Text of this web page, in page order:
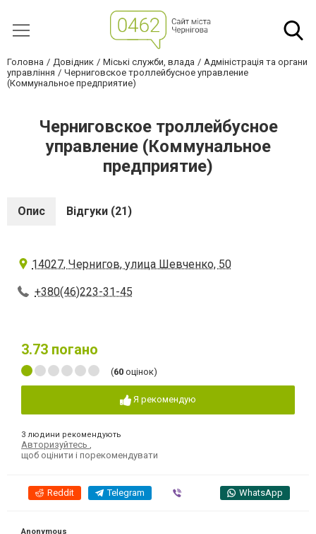
Головна Довідник Міські служби, влада
Адміністрація та органи
управління
Черниговское троллейбусное управление
(Коммунальное предприятие)
Черниговское троллейбусное
управление (Коммунальное
предприятие)
Опис Відгуки (21)
14027, Чернигов, улица Шевченко, 50
+380(46)223-31-45
3.73 погано
(60 оцінок)
Я рекомендую
3 людини рекомендують
Авторизуйтесь
щоб оцінити і порекомендувати
Reddit Telegram WhatsApp
Anonymous